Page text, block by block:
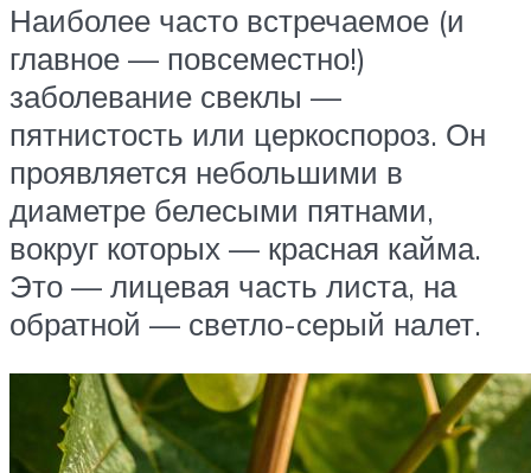
Наиболее часто встречаемое (и
главное — повсеместно!)
заболевание свеклы —
пятнистость или церкоспороз. Он
проявляется небольшими в
диаметре белесыми пятнами,
вокруг которых — красная кайма.
Это — лицевая часть листа, на
обратной — светло-серый налет.